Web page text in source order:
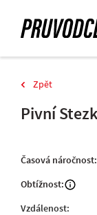
Obtížnost:
Zpět
Vzdálenost:
Pivní
Časová náročnost: